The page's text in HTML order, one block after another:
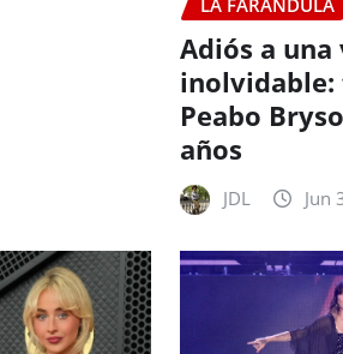
Adiós a una
inolvidable:
Peabo
años
JDL Jun